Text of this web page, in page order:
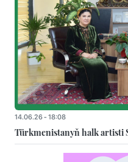
14.06.26 - 18:08
Türkmenistanyň halk artisti